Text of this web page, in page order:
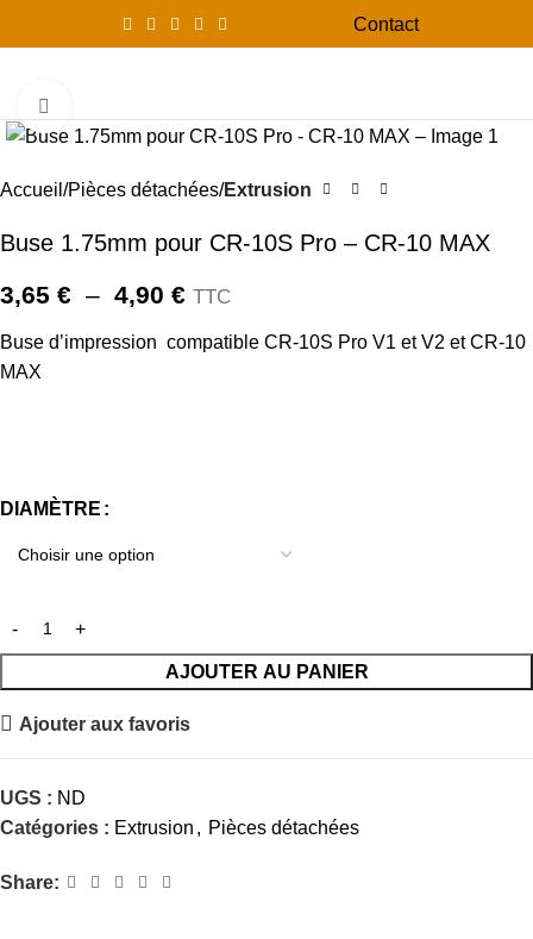
Contact
Accueil Pièces détachées Extrusion
Buse 1.75mm pour CR-10S Pro – CR-10 MAX
3,65 € – 4,90 € TTC
Buse d’impression compatible CR-10S Pro V1 et V2 et CR-10
MAX
DIAMÈTRE
AJOUTER AU PANIER
Ajouter aux favoris
UGS : ND
Catégories : Extrusion , Pièces détachées
Share: